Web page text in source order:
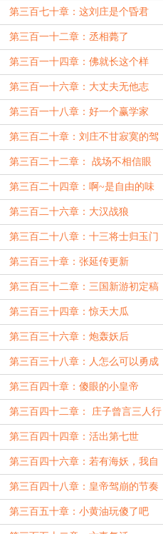
必项
第三百七十章：这刘庄是个昏君
第三百一十二章：丞相薨了
第三百一十四章：佛就长这个样
子？
第三百一十六章：大丈夫无他志
略，犹当效傅介子立功异域，万里封
侯
第三百一十八章：好一个赢学家
第三百二十章：刘庄不甘寂寞的驾
崩
第三百二十二章： 战场不相信眼
泪，真男人死战不退
第三百二十四章：啊~是自由的味
道
第三百二十六章：大汉战狼
第三百二十八章：十三将士归玉门
第三百三十章：张延传更新
第三百三十二章：三国新游初定稿
第三百三十四章：惊天大瓜
第三百三十六章：炮轰妖后
第三百三十八章：人怎么可以勇成
这般！
第三百四十章：傻眼的小皇帝
第三百四十二章： 庄子曾言三人行
必有我师
第三百四十四章：活出第七世
第三百四十六章：若有海妖，我自
当诛之
第三百四十八章：皇帝驾崩的节奏
是怎么回事？
第三百五十章：小黄油玩傻了吧